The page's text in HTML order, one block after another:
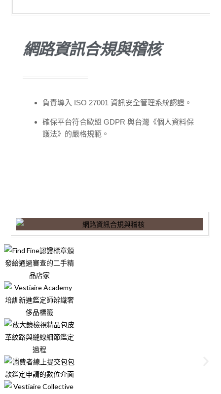
網路資訊合規與稽核
負責導入 ISO 27001 資訊安全管理系統認證。
確保平台符合歐盟 GDPR 與台灣《個人資料保
護法》的嚴格規範。